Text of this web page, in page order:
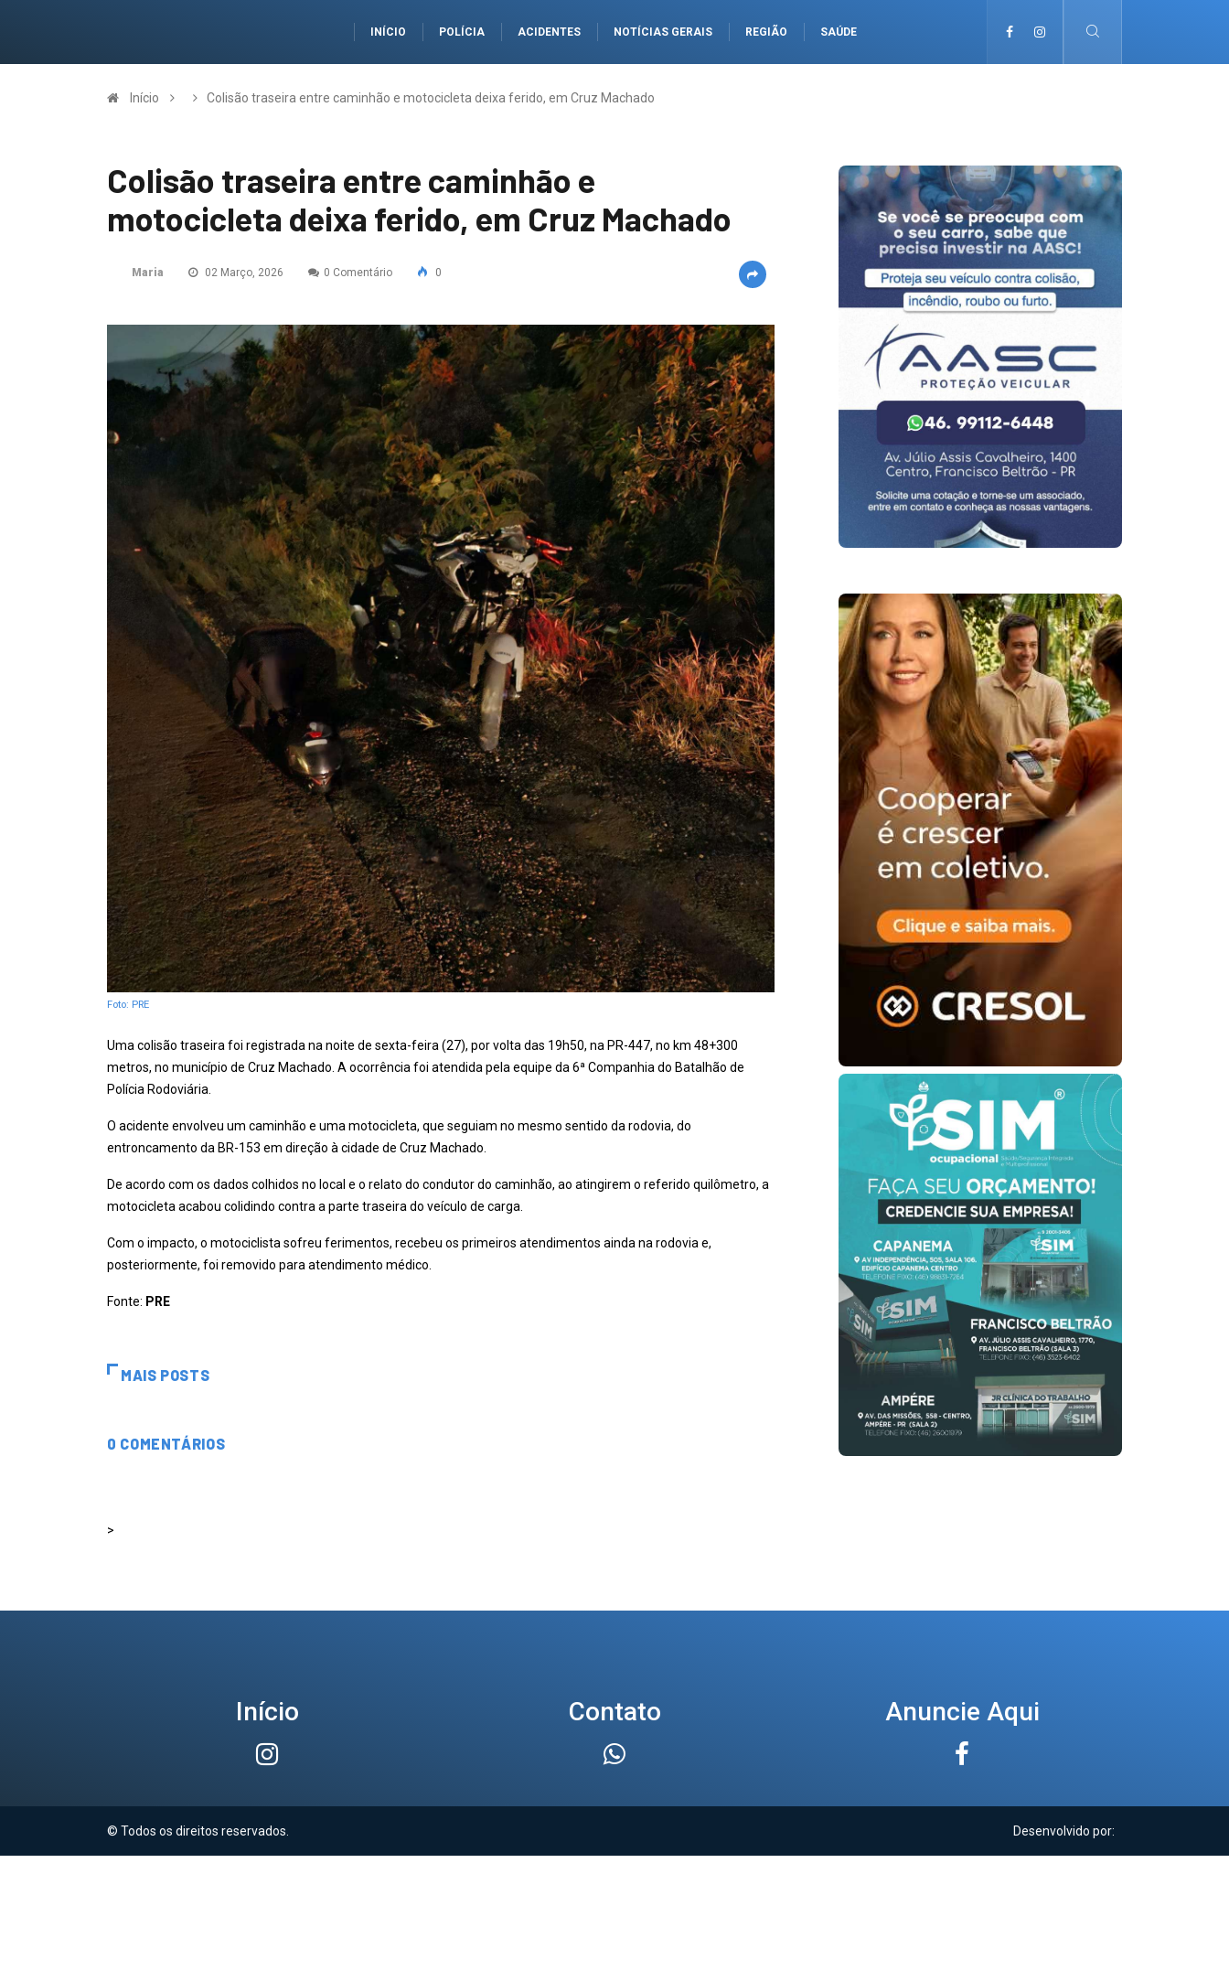
INÍCIO POLÍCIA ACIDENTES NOTÍCIAS GERAIS REGIÃO SAÚDE
Início Colisão traseira entre caminhão e motocicleta deixa ferido, em Cruz Machado
Colisão traseira entre caminhão e
motocicleta deixa ferido, em Cruz Machado
Maria 02 Março, 2026 0 Comentário 0
Foto: PRE
Uma colisão traseira foi registrada na noite de sexta-feira (27), por volta das 19h50, na PR-447, no km 48+300
metros, no município de Cruz Machado. A ocorrência foi atendida pela equipe da 6ª Companhia do Batalhão de
Polícia Rodoviária.
O acidente envolveu um caminhão e uma motocicleta, que seguiam no mesmo sentido da rodovia, do
entroncamento da BR-153 em direção à cidade de Cruz Machado.
De acordo com os dados colhidos no local e o relato do condutor do caminhão, ao atingirem o referido quilômetro, a
motocicleta acabou colidindo contra a parte traseira do veículo de carga.
Com o impacto, o motociclista sofreu ferimentos, recebeu os primeiros atendimentos ainda na rodovia e,
posteriormente, foi removido para atendimento médico.
Fonte: PRE
MAIS POSTS
0 COMENTÁRIOS
>
Início Contato Anuncie Aqui
© Todos os direitos reservados. Desenvolvido por: